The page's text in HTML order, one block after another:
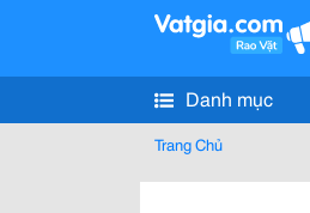
Danh mục
Trang Chủ